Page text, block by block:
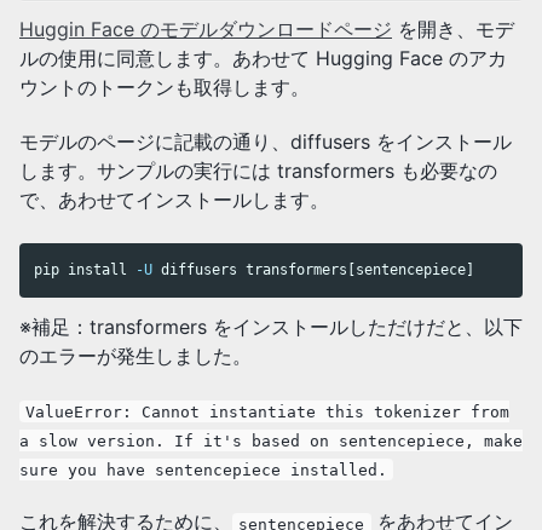
Huggin Face のモデルダウンロードページ を開き、モデ
ルの使用に同意します。あわせて Hugging Face のアカ
ウントのトークンも取得します。
モデルのページに記載の通り、diffusers をインストール
します。サンプルの実行には transformers も必要なの
で、あわせてインストールします。
pip install -U diffusers transformers[sentencepiece]
※補足：transformers をインストールしただけだと、以下
のエラーが発生しました。
ValueError: Cannot instantiate this tokenizer from
a slow version. If it's based on sentencepiece, make
sure you have sentencepiece installed.
これを解決するために、 sentencepiece
をあわせてイン